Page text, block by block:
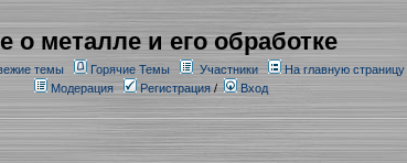
о металле и его обработке
темы Горячие Темы Участники
На главную страницу
Модерация
Регистрация/ Вход